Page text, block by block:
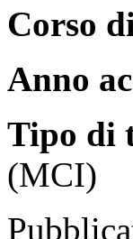
Corso
Anno
Tipo di
(MCI)